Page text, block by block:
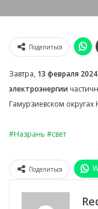
Поделиться
Завтра, 13 февраля
электроэнергии
Гамурзиевском округах
#Назрань #свет
Поделиться